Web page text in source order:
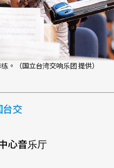
。（国立台湾交响乐团 提供）
交
心音乐厅